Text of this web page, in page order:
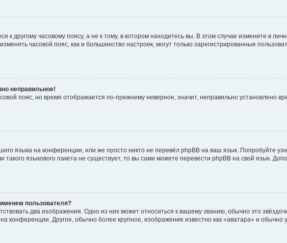
к другому часовому поясу, а не к тому, в котором находитесь вы. В этом случае измените в
часовой пояс, как и большинство настроек, могут только зарегистрированные
неправильное!
пояс, но время отображается по-прежнему неверное, значит, неправильно установлено
языка на конференции, или же просто никто не перевёл phpBB на ваш язык. Попробуйте
такого языкового пакета не существует, то вы сами можете перевести phpBB на свой язык.
пользователя?
два изображения. Одно из них может относиться к вашему званию, обычно это
конференции. Другое, обычно более крупное, изображение известно как «аватара» и обычно